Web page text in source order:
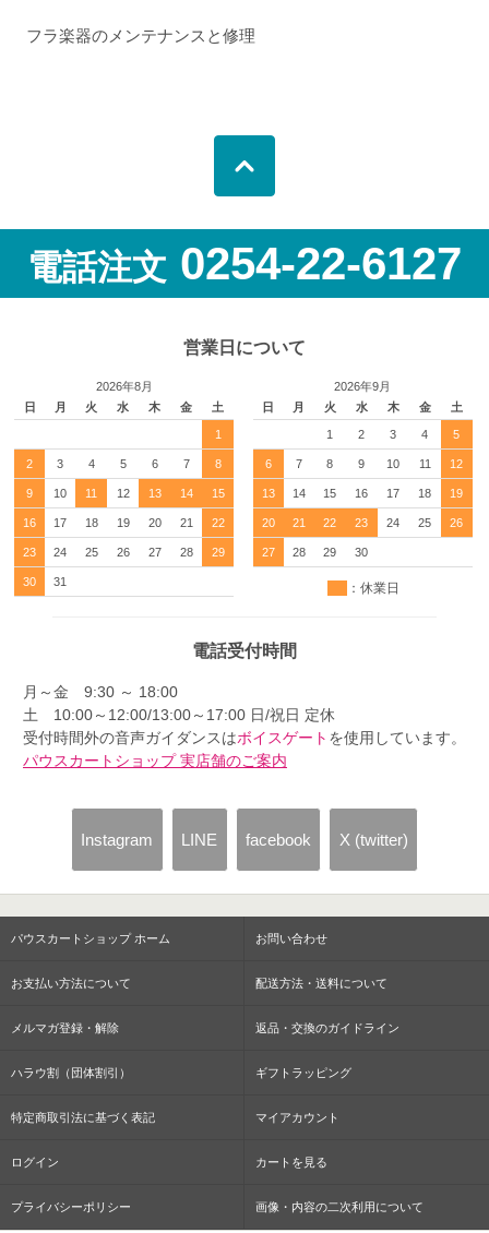
フラ楽器のメンテナンスと修理
電話注文 0254-22-6127
営業日について
2026年8月
日
月 火 水 木 金 土
1
2 3 4 5 6 7 8
9 10 11 12 13 14 15
16 17 18 19 20 21 22
23 24 25 26 27 28 29
30 31
2026年9月
日
月 火 水 木 金 土
1 2 3 4 5
6 7 8 9 10 11 12
13 14 15 16 17 18 19
20 21 22 23 24 25 26
27 28 29 30
：休業日
電話受付時間
月～金 9:30 ～ 18:00
土 10:00～12:00/13:00～17:00 日/祝日 定休
受付時間外の音声ガイダンスはボイスゲート を使用しています。
パウスカートショップ 実店舗のご案内
Instagram LINE facebook X (twitter)
パウスカートショップ ホーム お問い合わせ
お支払い方法について 配送方法・送料について
メルマガ登録・解除 返品・交換のガイドライン
ハラウ割（団体割引） ギフトラッピング
特定商取引法に基づく表記 マイアカウント
ログイン カートを見る
プライバシーポリシー 画像・内容の二次利用について